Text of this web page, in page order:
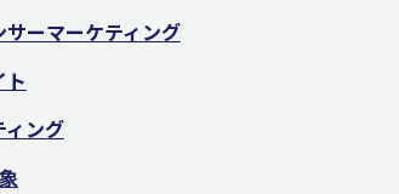
ーマーケティング
ト
ィング